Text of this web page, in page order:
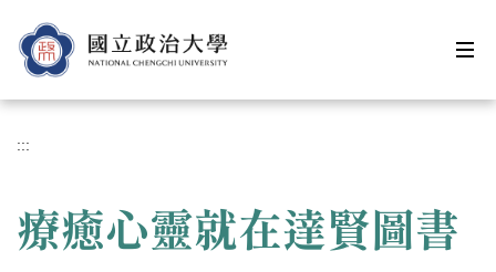
到
主
內
區
:::
療癒心靈就在達賢圖書